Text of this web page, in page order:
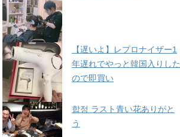
【遅いよ】レプロナイザー1
年遅れでやっと韓国入りした
ので即買い
합정 ラスト青い花ありがと
う